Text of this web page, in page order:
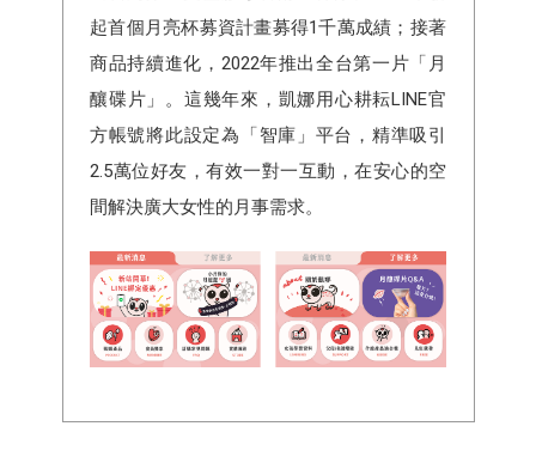
起首個月亮杯募資計畫募得1千萬成績；接著
商品持續進化，2022年推出全台第一片「月
釀碟片」。這幾年來，凱娜用心耕耘LINE官
方帳號將此設定為「智庫」平台，精準吸引
2.5萬位好友，有效一對一互動，在安心的空
間解決廣大女性的月事需求。